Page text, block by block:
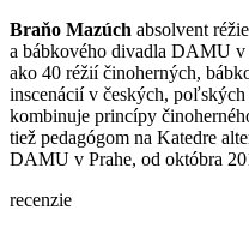
Braňo Mazúch absolvent
a bábkového divadla DAMU v
ako 40 réžií činoherných,
inscenácií v českých,
kombinuje princípy
tiež pedagógom na Katedre
DAMU v Prahe, od októbra
recenzie